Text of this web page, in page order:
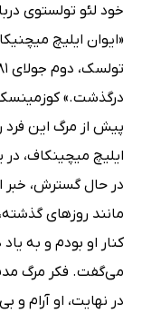
خود لئو تولستوی
«ایوان ایلیچ
درگذشت.»
پیش از مرگ این فرد
ایلیچ میچینکاف،
در حال گسترش، خبر
مانند روزهای
کنار او بودم و به
می‌گفت. فکر مرگ
در نهایت، او آرام